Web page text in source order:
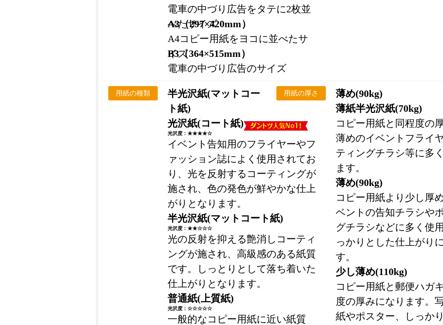
電車の中づり広告をタテに2枚並
べたサイズ
A3（297×420mm）
A4コピー用紙をヨコに並べたサ
イズ
B3（364×515mm）
電車の中づり広告のサイズ
用紙の種類
半光沢紙(マットコー
ト紙)
光沢紙(コート紙)
光沢度：★★★★☆
イベント告知用のフライヤーやフ
ァッション誌によく使用されてお
り、光を反射するコーティングが
施され、色の発色が鮮やかな仕上
がりとなります。
半光沢紙(マットコート紙)
光沢度：★★☆☆☆
光の反射を抑える艶消しコーティ
ングが施され、高級感のある紙質
です。しっとりとして落ち着いた
仕上がりとなります。
普通紙(上質紙)
光沢度：☆☆☆☆☆
一般的なコピー用紙に近い紙質
用紙の厚さ
薄め(90kg)
薄紙半光沢紙(70kg)
コピー用紙と同程度の
薄めのイベントフライ
ティングチラシ等に多
ます。
薄め(90kg)
コピー用紙より少し厚
ベントの告知チラシや
グチラシなどに多く使
っかりとした仕上がり
す。
少し薄め(110kg)
コピー用紙と郵便ハガ
度の厚みになります。
紙やポスター、しっか